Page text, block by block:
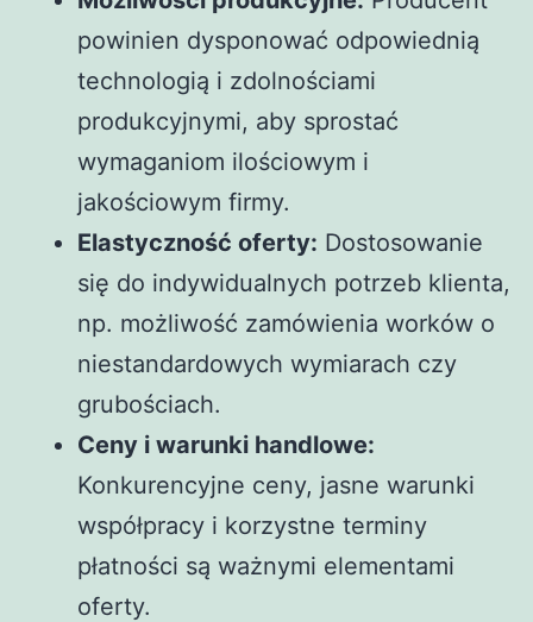
powinien dysponować odpowiednią
technologią i zdolnościami
produkcyjnymi, aby sprostać
wymaganiom ilościowym i
jakościowym firmy.
Elastyczność oferty: Dostosowanie
się do indywidualnych potrzeb klienta,
np. możliwość zamówienia worków o
niestandardowych wymiarach czy
grubościach.
Ceny i warunki handlowe:
Konkurencyjne ceny, jasne warunki
współpracy i korzystne terminy
płatności są ważnymi elementami
oferty.